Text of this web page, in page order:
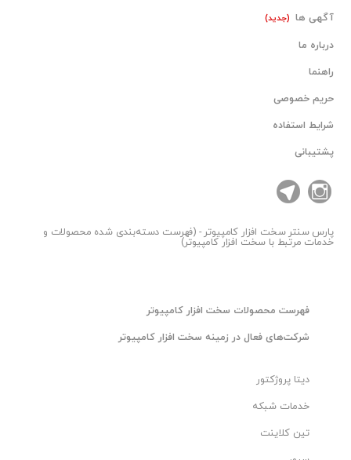
آگهی ها (جدید)
درباره ما
راهنما
حریم خصوصی
شرایط استفاده
پشتیبانی
پارس سنترسخت افزار کامپیوتر - (فهرست دسته‌بندی شده محصولات و
خدمات مرتبط با سخت افزار کامپیوتر)
فهرست محصولات سخت افزار کامپیوتر
شرکت‌های فعال در زمینه سخت افزار کامپیوتر
دیتا پروژکتور
خدمات شبکه
تین کلاینت